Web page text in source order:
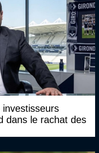
dans le rachat des